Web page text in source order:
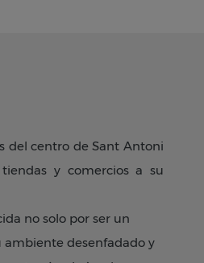
del centro de Sant Antoni
y comercios a su
no solo por ser un
ambiente desenfadado y